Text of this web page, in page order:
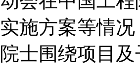
施方案等情
士围绕项目